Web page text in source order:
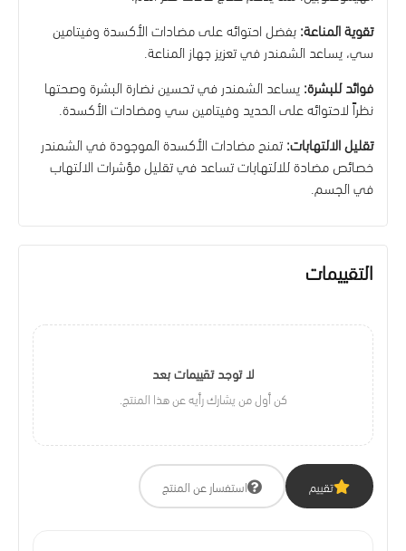
تقوية المناعة: بفضل احتوائه على مضادات الأكسدة وفيتامين
سي، يساعد الشمندر في تعزيز جهاز المناعة.
فوائد للبشرة: يساعد الشمندر في تحسين نضارة البشرة وصحتها
نظراً لاحتوائه على الحديد وفيتامين سي ومضادات الأكسدة.
تقليل الالتهابات: تمنح مضادات الأكسدة الموجودة في الشمندر
خصائص مضادة للالتهابات تساعد في تقليل مؤشرات الالتهاب
في الجسم.
التقييمات
لا توجد تقييمات بعد
كن أول من يشارك رأيه عن هذا المنتج.
تقييم استفسار عن المنتج